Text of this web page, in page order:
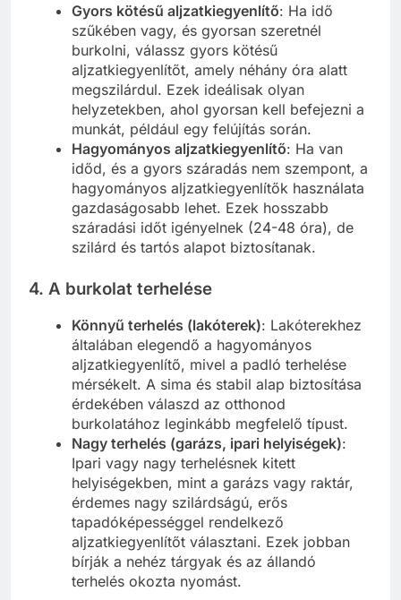
Gyors kötésű aljzatkiegyenlítő: Ha idő
szűkében vagy, és gyorsan szeretnél
burkolni, válassz gyors kötésű
aljzatkiegyenlítőt, amely néhány óra alatt
megszilárdul. Ezek ideálisak olyan
helyzetekben, ahol gyorsan kell befejezni a
munkát, például egy felújítás során.
Hagyományos aljzatkiegyenlítő: Ha van
időd, és a gyors száradás nem szempont, a
hagyományos aljzatkiegyenlítők használata
gazdaságosabb lehet. Ezek hosszabb
száradási időt igényelnek (24-48 óra), de
szilárd és tartós alapot biztosítanak.
4. A burkolat terhelése
Könnyű terhelés (lakóterek): Lakóterekhez
általában elegendő a hagyományos
aljzatkiegyenlítő, mivel a padló terhelése
mérsékelt. A sima és stabil alap biztosítása
érdekében válaszd az otthonod
burkolatához leginkább megfelelő típust.
Nagy terhelés (garázs, ipari helyiségek):
Ipari vagy nagy terhelésnek kitett
helyiségekben, mint a garázs vagy raktár,
érdemes nagy szilárdságú, erős
tapadóképességgel rendelkező
aljzatkiegyenlítőt választani. Ezek jobban
bírják a nehéz tárgyak és az állandó
terhelés okozta nyomást.